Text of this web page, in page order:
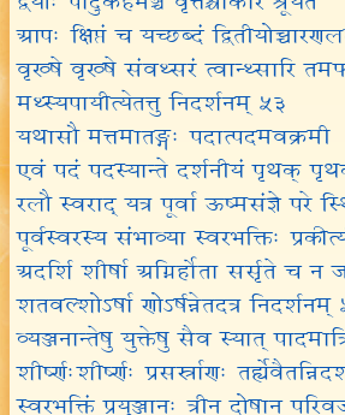
आपः क्षिप्तं च यच्छब्दं
वृख्षे वृख्षे संवथ्सरं त्वान्थ्सारि
मथ्स्यपायीत्येतत्तु निदर्शनम् ५३
यथासौ मत्तमातङ्गः पदात्पदमवक्रमी
एवं पदं पदस्यान्ते दर्शनीयं पृथक्
रलौ स्वराद् यत्र पूर्वा ऊष्मसंज्ञे परे
पूर्वस्वरस्य संभाव्या स्वरभक्तिः
अदर्शि शीर्षा अग्निर्होता सर्सृते च न
शतवल्शोऽर्षा णोऽर्षन्नेतदत्र निदर्शनम्
व्यञ्जनान्तेषु युक्तेषु सैव स्यात्
शीर्ष्णःशीर्ष्णः प्रसर्स्राणः
स्वरभक्तिं प्रयुञ्जानः त्रीन् दोषान्